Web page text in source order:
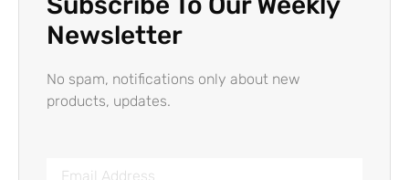
Newsletter
No spam, notifications only about new
products, updates.